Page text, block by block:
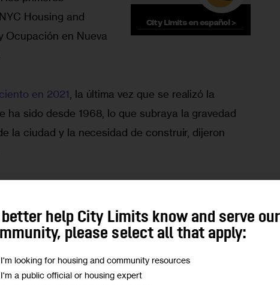
Housing and
Ocupación en Nueva
en 2021 , la última vez que se realizó la
ha sido desde 1968, lo que subraya la gravedad
la ciudad y la necesidad de construir, dijeron
de vivienda en nuestra ciudad supera con
construcción”, declaró el alcalde
Eric Adams en
a las nuevas cifras.
Oficina del Censo de EE.UU. aproximadamente
better help City Limits know and serve our
please select all that apply:
I'm looking for housing and community resources
I'm a public official or housing expert